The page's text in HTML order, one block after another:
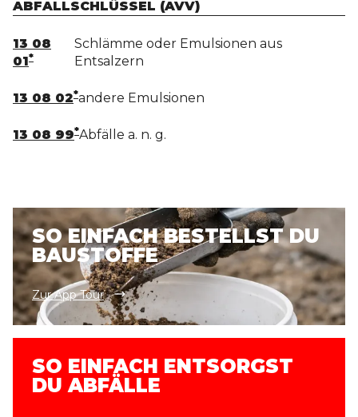
ABFALLSCHLÜSSEL (AVV)
13 08
01*
Schlämme oder Emulsionen aus
Entsalzern
13 08 02*andere Emulsionen
13 08 99*Abfälle a. n. g.
SO EINFACH BESTELLST DU
BAUSTOFFE
Zur App Tour
SO EINFACH ENTSORGST
DU ABFÄLLE